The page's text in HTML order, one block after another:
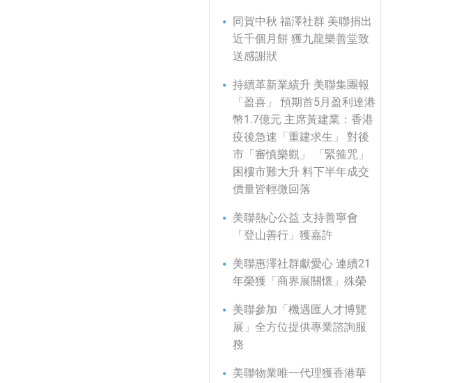
同賀中秋 福澤社群 美聯捐出
近千個月餅 獲九龍樂善堂致
送感謝狀
持續革新業績升 美聯集團報
「盈喜」 預期首5月盈利達港
幣1.7億元 主席黃建業：香港
疫後急速「重建求生」 對後
市「審慎樂觀」 「緊箍咒」
困樓市難大升 料下半年成交
價量皆輕微回落
美聯熱心公益 支持善寧會
「登山善行」獲嘉許
美聯惠澤社群獻愛心 連續21
年榮獲「商界展關懷」殊榮
美聯參加「機遇匯人才博覽
展」全方位提供專業諮詢服
務
美聯物業唯一代理獲香港華